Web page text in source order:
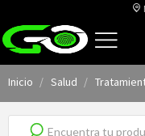
Inicio Salud